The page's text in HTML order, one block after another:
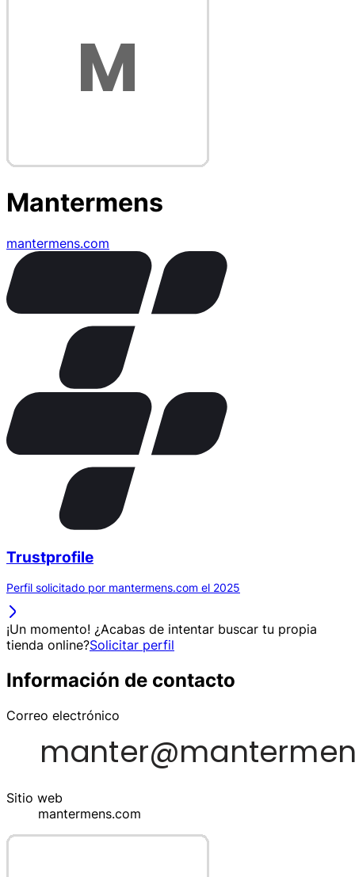
Mantermens
mantermens.com
Trustprofile
Perfil solicitado por mantermens.com el 2025
¡Un momento! ¿Acabas de intentar buscar tu propia
tienda online?Solicitar perfil
Información de contacto
Correo electrónico
Sitio web
mantermens.com